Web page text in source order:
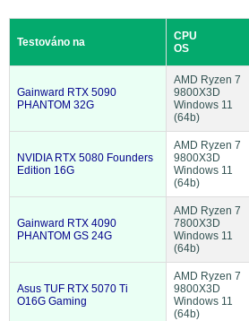
Testováno na
CPU
OS
Gainward RTX 5090
PHANTOM 32G
AMD Ryzen 7
9800X3D
Windows 11
(64b)
NVIDIA RTX 5080 Founders
Edition 16G
AMD Ryzen 7
9800X3D
Windows 11
(64b)
Gainward RTX 4090
PHANTOM GS 24G
AMD Ryzen 7
7800X3D
Windows 11
(64b)
Asus TUF RTX 5070 Ti
O16G Gaming
AMD Ryzen 7
9800X3D
Windows 11
(64b)